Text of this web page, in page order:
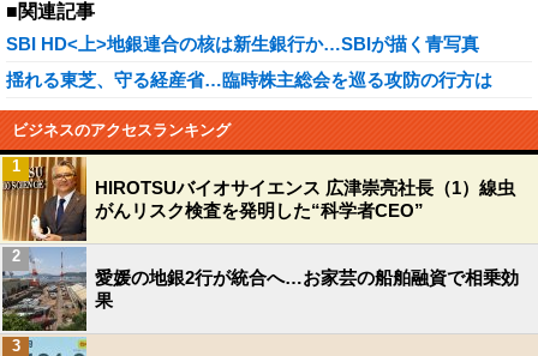
■関連記事
SBI HD<上>地銀連合の核は新生銀行か…SBIが描く青写真
揺れる東芝、守る経産省…臨時株主総会を巡る攻防の行方は
ビジネスのアクセスランキング
HIROTSUバイオサイエンス 広津崇亮社長（1）線虫
がんリスク検査を発明した“科学者CEO”
1
愛媛の地銀2行が統合へ…お家芸の船舶融資で相乗効
果
2
3